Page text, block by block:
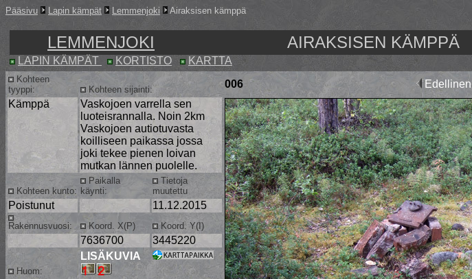
Pääsivu Lapin kämpät Lemmenjoki Airaksisen kämppä
LEMMENJOKI AIRAKSISEN KÄMPPÄ
LAPIN KÄMPÄT KORTISTO KARTTA
Kohteen
tyyppi:
Kohteen sijainti: 006 Edellinen
Kämppä
Vaskojoen varrella sen
luoteisrannalla. Noin 2km
Vaskojoen autiotuvasta
koilliseen paikassa jossa
joki tekee pienen loivan
mutkan lännen puolelle.
Kohteen kunto:
Paikalla
käynti:
Tietoja
muutettu
Poistunut 11.12.2015
Rakennusvuosi: Koord. X(P) Koord. Y(I)
7636700 3445220
Huom:
LISÄKUVIA